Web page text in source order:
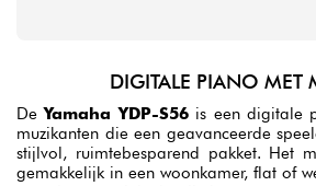
DIGITALE PIANO MET
DeYamaha YDP-S56 is een digitale
muzikanten die een geavanceerde
stijlvol, ruimtebesparend pakket. Het
gemakkelijk in een woonkamer, flat of